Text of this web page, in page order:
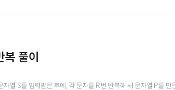
풀이
S를 입력받은 후에, 각 문자를 R번 반복해 새 문자열 P를 만